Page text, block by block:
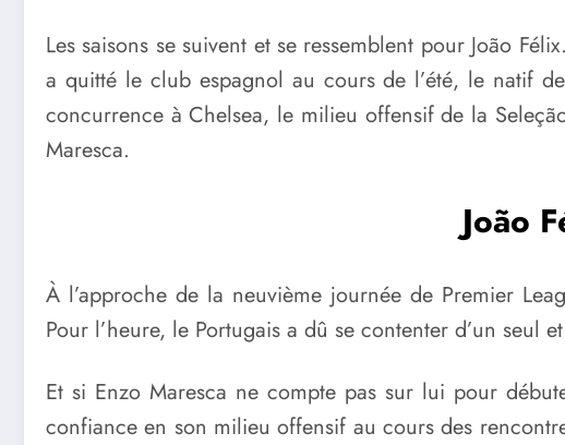
Les saisons se suivent et se ressemblent pour João
a quitté le club espagnol au cours de l’été, le natif
concurrence à Chelsea, le milieu offensif de la
Maresca.
João
À l’approche de la neuvième journée de Premier
Pour l’heure, le Portugais a dû se contenter d’un
Et si Enzo Maresca ne compte pas sur lui pour
confiance en son milieu offensif au cours des